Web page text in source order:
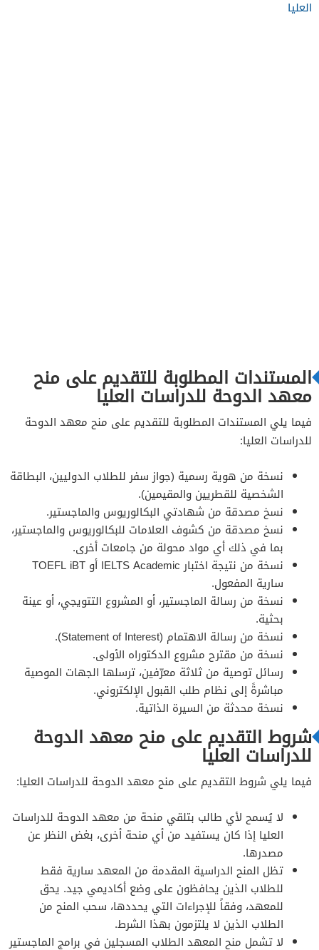
العليا
المستندات المطلوبة للتقديم على منح
معهد الدوحة للدراسات العليا
فيما يلي المستندات المطلوبة للتقديم على منح معهد الدوحة
للدراسات العليا:
نسخة من هوية رسمية (جواز سفر للطلاب الدوليين، البطاقة
الشخصية للقطريين والمقيمين).
نسخ مصدقة من شهادتي البكالوريوس والماجستير.
نسخ مصدقة من كشوف العلامات للبكالوريوس والماجستير،
بما في ذلك أي مواد محولة من جامعات أخرى.
نسخة من نتيجة اختبار IELTS Academic أو TOEFL iBT
سارية المفعول.
نسخة من رسالة الماجستير، أو المشروع التتويجي، أو عينة
بحثية.
نسخة من رسالة الاهتمام (Statement of Interest).
نسخة من مقترح مشروع الدكتوراه الأولى.
رسائل توصية من ثلاثة معرّفين، ترسلها الجهات الموصية
مباشرةً إلى نظام طلب القبول الإلكتروني.
نسخة محدثة من السيرة الذاتية.
شروط التقديم على منح معهد الدوحة
للدراسات العليا
فيما يلي شروط التقديم على منح معهد الدوحة للدراسات العليا:
لا يُسمح لأي طالب بتلقي منحة من معهد الدوحة للدراسات
العليا إذا كان يستفيد من أي منحة أخرى، بغض النظر عن
مصدرها.
تظل المنح الدراسية المقدمة من المعهد سارية فقط
للطلاب الذين يحافظون على وضع أكاديمي جيد. يحق
للمعهد، وفقاً للإجراءات التي يحددها، سحب المنح من
الطلاب الذين لا يلتزمون بهذا الشرط.
لا تشمل منح المعهد الطلاب المسجلين في برامج الماجستير